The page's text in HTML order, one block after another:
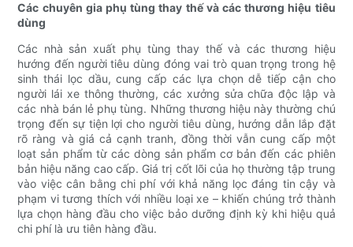
Các chuyên gia phụ tùng thay thế và các thương hiệu tiêu
dùng
Các nhà sản xuất phụ tùng thay thế và các thương hiệu
hướng đến người tiêu dùng đóng vai trò quan trọng trong hệ
sinh thái lọc dầu, cung cấp các lựa chọn dễ tiếp cận cho
người lái xe thông thường, các xưởng sửa chữa độc lập và
các nhà bán lẻ phụ tùng. Những thương hiệu này thường chú
trọng đến sự tiện lợi cho người tiêu dùng, hướng dẫn lắp đặt
rõ ràng và giá cả cạnh tranh, đồng thời vẫn cung cấp một
loạt sản phẩm từ các dòng sản phẩm cơ bản đến các phiên
bản hiệu năng cao cấp. Giá trị cốt lõi của họ thường tập trung
vào việc cân bằng chi phí với khả năng lọc đáng tin cậy và
phạm vi tương thích với nhiều loại xe – khiến chúng trở thành
lựa chọn hàng đầu cho việc bảo dưỡng định kỳ khi hiệu quả
chi phí là ưu tiên hàng đầu.